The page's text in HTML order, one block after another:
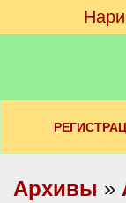
Архивы »